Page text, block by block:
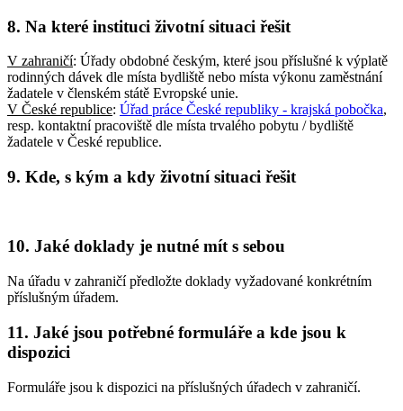
8. Na které instituci životní situaci řešit
V zahraničí: Úřady obdobné českým, které jsou příslušné k výplatě
rodinných dávek dle místa bydliště nebo místa výkonu zaměstnání
žadatele v členském státě Evropské unie.
V České republice: Úřad práce České republiky - krajská pobočka,
resp. kontaktní pracoviště dle místa trvalého pobytu / bydliště
žadatele v České republice.
9. Kde, s kým a kdy životní situaci řešit
10. Jaké doklady je nutné mít s sebou
Na úřadu v zahraničí předložte doklady vyžadované konkrétním
příslušným úřadem.
11. Jaké jsou potřebné formuláře a kde jsou k
dispozici
Formuláře jsou k dispozici na příslušných úřadech v zahraničí.